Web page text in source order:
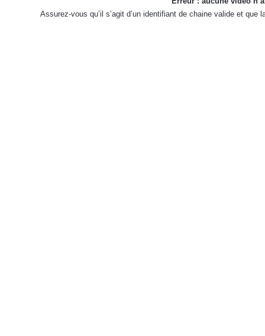
Assurez-vous qu’il s’agit d’un identifiant de chaine valide et